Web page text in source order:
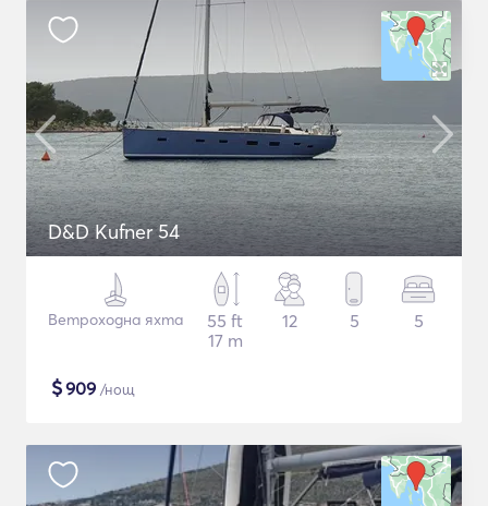
D&D Kufner 54
Ветроходна яхта
55 ft
17 m
12 5 5
$909 /нощ